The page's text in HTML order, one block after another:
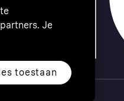
Je
toestaan